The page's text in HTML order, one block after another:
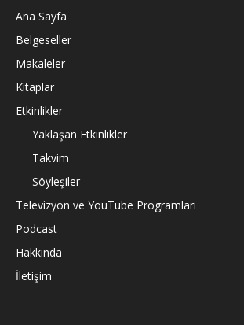
Ana Sayfa
Belgeseller
Makaleler
Kitaplar
Etkinlikler
Yaklaşan Etkinlikler
Takvim
Söyleşiler
Televizyon ve YouTube Programları
Podcast
Hakkında
İletişim